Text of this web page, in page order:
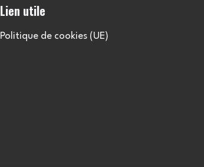
Lien utile
Politique de cookies (UE)